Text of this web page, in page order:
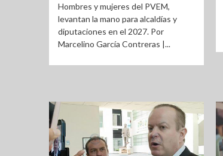
Hombres y mujeres del PVEM,
levantan la mano para alcaldías y
diputaciones en el 2027. Por
Marcelino García Contreras |...